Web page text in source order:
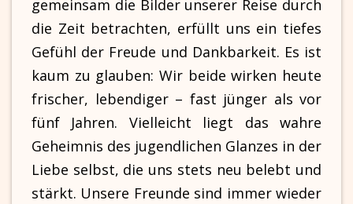
gemeinsam die Bilder unserer Reise durch
die Zeit betrachten, erfüllt uns ein tiefes
Gefühl der Freude und Dankbarkeit. Es ist
kaum zu glauben: Wir beide wirken heute
frischer, lebendiger – fast jünger als vor
fünf Jahren. Vielleicht liegt das wahre
Geheimnis des jugendlichen Glanzes in der
Liebe selbst, die uns stets neu belebt und
stärkt. Unsere Freunde sind immer wieder